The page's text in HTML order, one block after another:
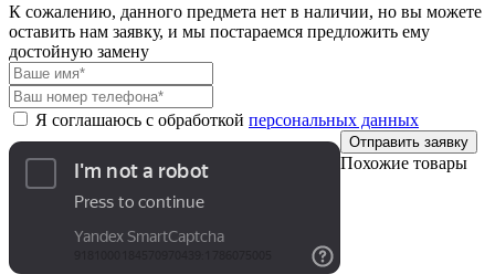
К сожалению, данного предмета нет в наличии, но вы можете
оставить нам заявку, и мы постараемся предложить ему
достойную замену
Я соглашаюсь с обработкой персональных данных
Отправить заявку
Похожие товары